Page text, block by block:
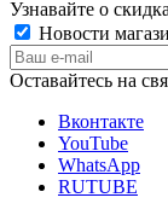
Узнавайте о
Новости
Оставайтесь на
Вконтакте
YouTube
WhatsApp
RUTUBE